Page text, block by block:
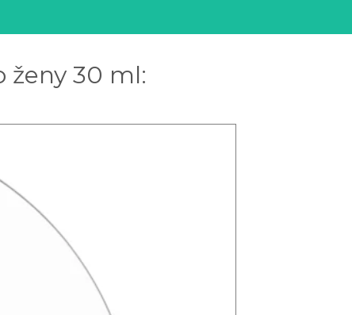
ženy 30 ml: